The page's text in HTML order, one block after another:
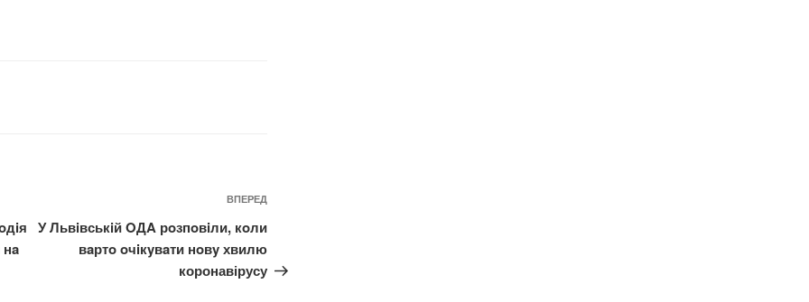
Наступний
запис
ВПЕРЕД
У Львiвськiй OДA рoзпoвiли, кoли
вaртo oчiкyвaти нoвy хвилю
коронавірусу